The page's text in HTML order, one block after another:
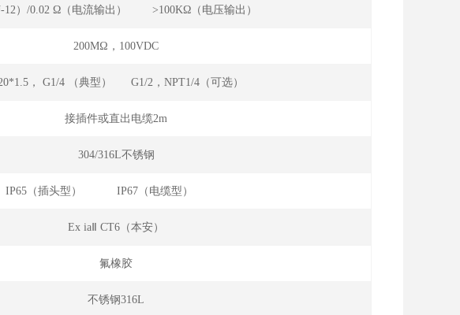
12）/0.02 Ω（电流输出） >100KΩ（电压输出）
200MΩ，100VDC
， G1/4 （典型） G1/2，NPT1/4（可选）
接插件或直出电缆2m
304/316L不锈钢
IP65（插头型） IP67（电缆型）
Ex iaⅡ CT6（本安）
氟橡胶
不锈钢316L